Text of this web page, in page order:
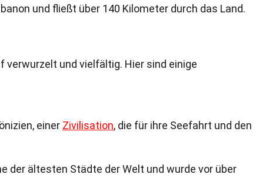
und fließt über 140 Kilometer durch das Land.
verwurzelt und vielfältig. Hier sind einige
einer Zivilisation, die für ihre Seefahrt und den
der ältesten Städte der Welt und wurde vor über